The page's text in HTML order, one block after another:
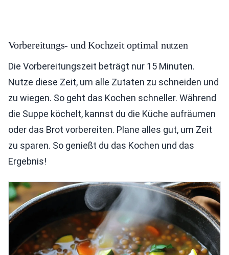
Vorbereitungs- und Kochzeit optimal nutzen
Die Vorbereitungszeit beträgt nur 15 Minuten.
Nutze diese Zeit, um alle Zutaten zu schneiden und
zu wiegen. So geht das Kochen schneller. Während
die Suppe köchelt, kannst du die Küche aufräumen
oder das Brot vorbereiten. Plane alles gut, um Zeit
zu sparen. So genießt du das Kochen und das
Ergebnis!